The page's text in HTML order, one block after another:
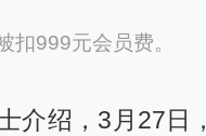
扣999元会员费。
介绍，3月27日